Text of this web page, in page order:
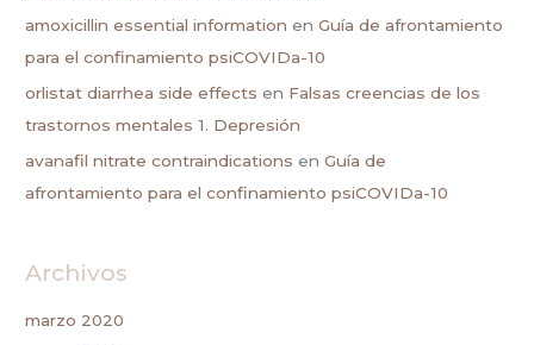
amoxicillin essential information enGuía de afrontamiento
para el confinamiento psiCOVIDa-10
orlistat diarrhea side effects en Falsas creencias de los
trastornos mentales 1. Depresión
avanafil nitrate contraindications enGuía de
afrontamiento para el confinamiento psiCOVIDa-10
Archivos
marzo 2020